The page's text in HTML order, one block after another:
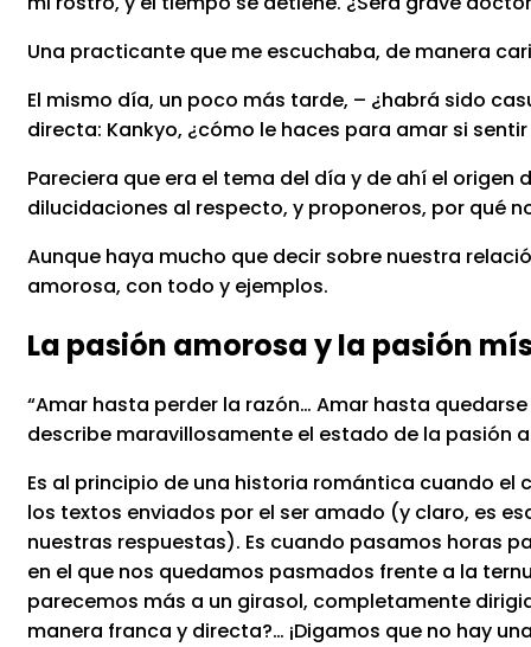
Una practicante que me escuchaba, de manera
El mismo día, un poco más tarde, – ¿habrá sido
directa: Kankyo, ¿cómo le haces para amar si
Pareciera que era el tema del día y de ahí el
dilucidaciones al respecto, y proponeros, por qué
Aunque haya mucho que decir sobre nuestra
amorosa, con todo y ejemplos.
La pasión amorosa y la pasión
“Amar hasta perder la razón… Amar hasta
describe maravillosamente el estado de la pasión
Es al principio de una historia romántica cuando
los textos enviados por el ser amado (y claro, es
nuestras respuestas). Es cuando pasamos horas
en el que nos quedamos pasmados frente a la
parecemos más a un girasol, completamente
manera franca y directa?… ¡Digamos que no hay